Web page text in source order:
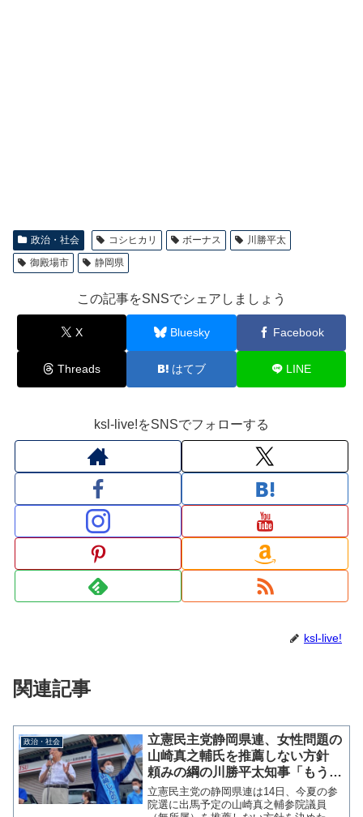
政治・社会 コシヒカリ ボーナス
川勝平太
御殿場市
静岡県
この記事をSNSでシェアしましょう
X Bluesky Facebook
Threads はてブ LINE
ksl-live!をSNSでフォローする
ksl-live!
関連記事
政治・社会
立憲民主党静岡県連、女性問題の
山崎真之輔氏を推薦しない方針
頼みの綱の川勝平太知事「もう応
援することはない」因縁の静岡県
選挙区
立憲民主党の静岡県連は14日、今夏の参
院選に出馬予定の山崎真之輔参院議員